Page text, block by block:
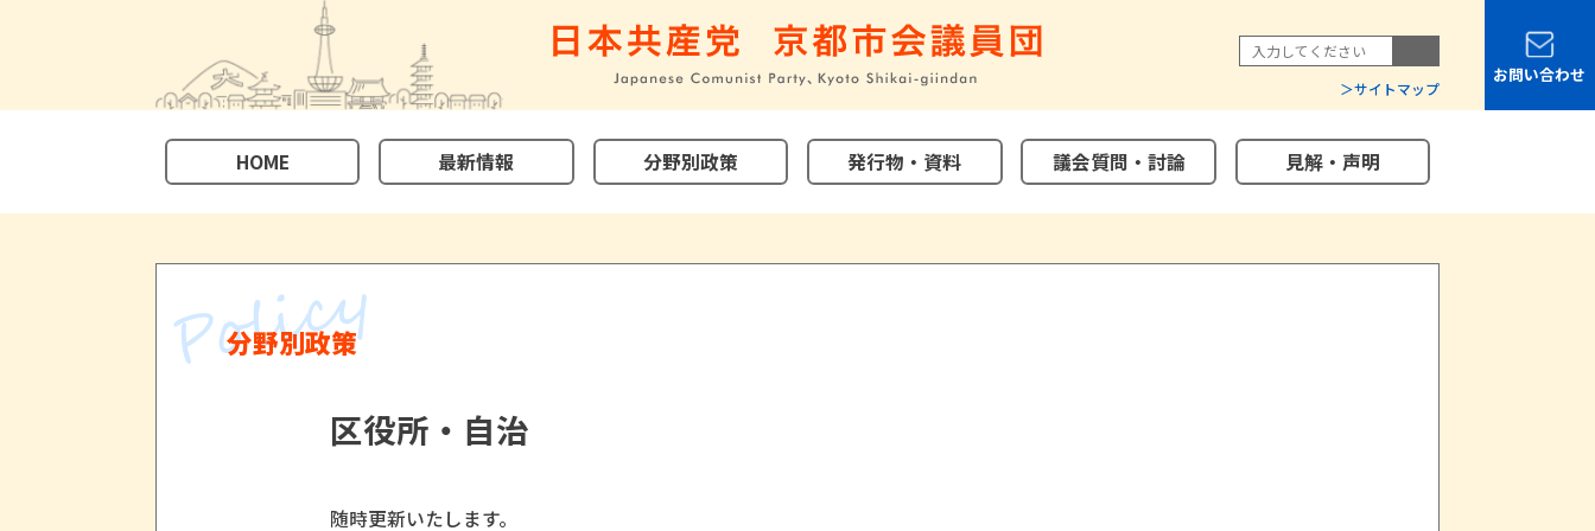
サイトマップ
HOME 最新情報 分野別政策 発行物・資料 議会質問・討論 見解・声明
お問い合わせ
分野別政策
区役所・自治
随時更新いたします。